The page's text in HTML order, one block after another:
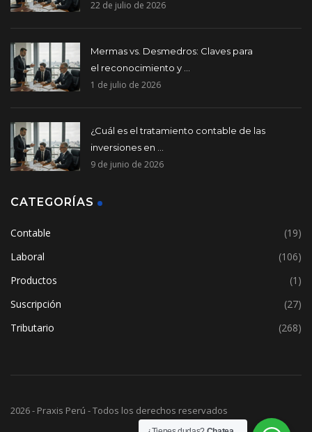
22 de julio de 2026
Mermas vs. Desmedros: Claves para
el reconocimiento y ...
1 de julio de 2026
¿Cuál es el tratamiento contable de las
inversiones en ...
9 de junio de 2026
CATEGORÍAS
Contable
(19)
Laboral
(106)
Productos
(1)
Suscripción
(27)
Tributario
(268)
2026 - Praxis Perú - Todos los derechos reservados